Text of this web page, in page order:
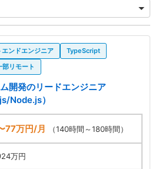
エンドエンジニア
TypeScript
部リモート
開発のリードエンジニア
Node.js）
77万円/月 （140時間～180時間）
万円